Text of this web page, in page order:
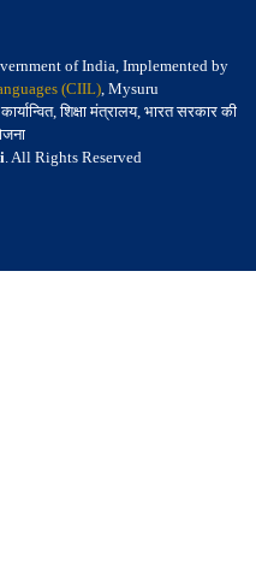
of India, Implemented by
(CIIL), Mysuru
शिक्षा मंत्रालय, भारत सरकार की
. All Rights Reserved